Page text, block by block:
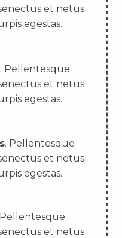
et netus
egestas.
. Pellentesque
et netus
egestas.
. Pellentesque
et netus
egestas.
et netus